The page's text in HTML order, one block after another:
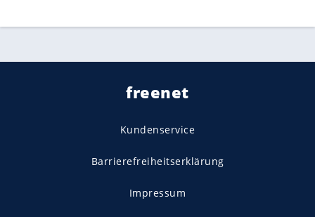
freenet
Kundenservice
Barrierefreiheitserklärung
Impressum